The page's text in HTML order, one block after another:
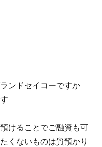
ンドセイコーですか
けることでご融資も可
くないものは質預かり